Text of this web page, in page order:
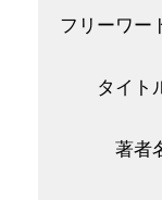
フリーワー
タイト
著者